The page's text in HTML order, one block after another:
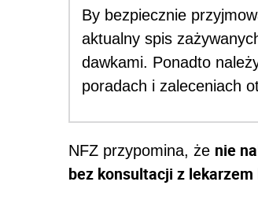
By bezpiecznie
aktualny spis
dawkami. Ponadto
poradach i zaleceniach
NFZ przypomina, że nie
bez konsultacji z